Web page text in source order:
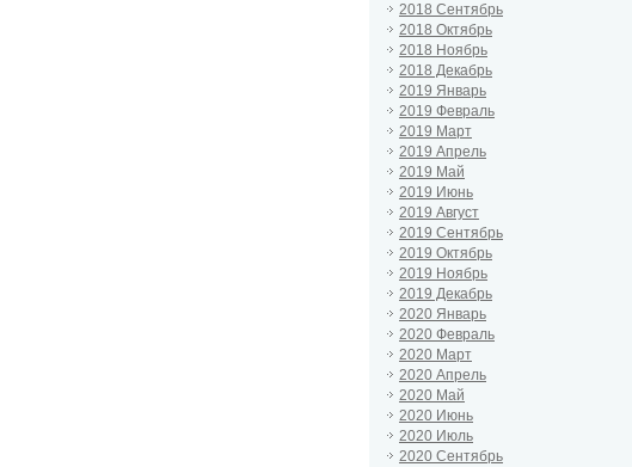
2018 Сентябрь
2018 Октябрь
2018 Ноябрь
2018 Декабрь
2019 Январь
2019 Февраль
2019 Март
2019 Апрель
2019 Май
2019 Июнь
2019 Август
2019 Сентябрь
2019 Октябрь
2019 Ноябрь
2019 Декабрь
2020 Январь
2020 Февраль
2020 Март
2020 Апрель
2020 Май
2020 Июнь
2020 Июль
2020 Сентябрь